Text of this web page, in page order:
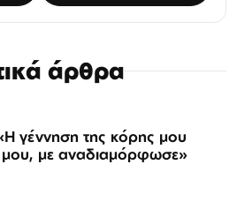
άρθρα
γέννηση της κόρης μου
μου, με αναδιαμόρφωσε»